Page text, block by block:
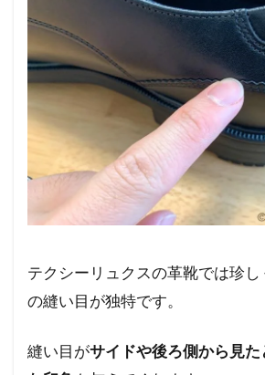
テクシーリュクスの革靴では珍
の縫い目が独特です。
縫い目がサイドや後ろ側から見